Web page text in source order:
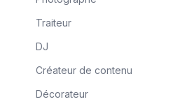
Traiteur
DJ
Créateur de contenu
Décorateur